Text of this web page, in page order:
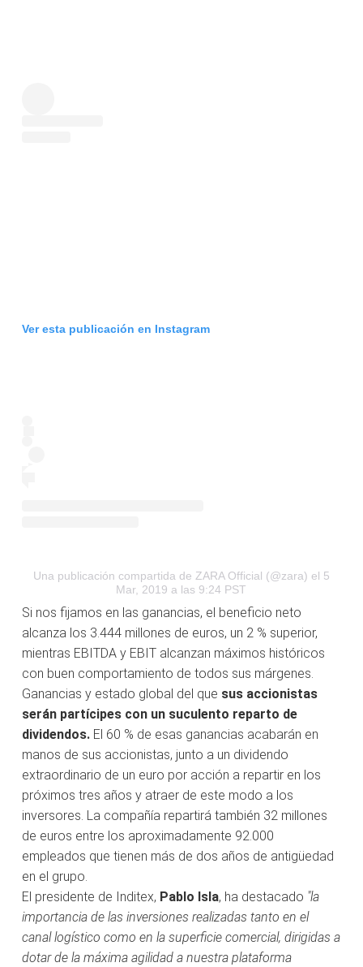
Ver esta publicación en Instagram
Una publicación compartida de ZARA Official (@zara) el 5
Mar, 2019 a las 9:24 PST
Si nos fijamos en las ganancias, el beneficio neto
alcanza los 3.444 millones de euros, un 2 % superior,
mientras EBITDA y EBIT alcanzan máximos históricos
con buen comportamiento de todos sus márgenes.
Ganancias y estado global del que sus accionistas
serán partícipes con un suculento reparto de
dividendos. El 60 % de esas ganancias acabarán en
manos de sus accionistas, junto a un dividendo
extraordinario de un euro por acción a repartir en los
próximos tres años y atraer de este modo a los
inversores. La compañía repartirá también 32 millones
de euros entre los aproximadamente 92.000
empleados que tienen más de dos años de antigüedad
en el grupo.
El presidente de Inditex, Pablo Isla, ha destacado "la
importancia de las inversiones realizadas tanto en el
canal logístico como en la superficie comercial, dirigidas a
dotar de la máxima agilidad a nuestra plataforma